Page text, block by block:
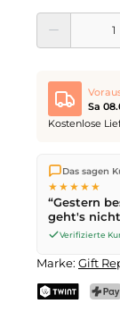
Produkt Anzahl:
Sa
Kostenlose
Wir
ist die
werden noch
nächsten
bisFreitag, 17
Das sagen
★★★★★
“Gestern
geht's
Verifizierte
Marke: Gift